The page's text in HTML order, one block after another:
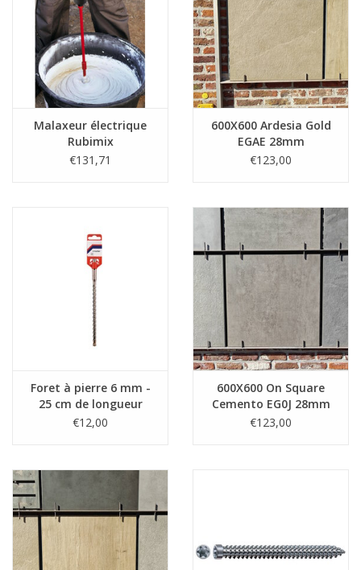
Malaxeur électrique
Rubimix
€131,71
600X600 Ardesia Gold
EGAE 28mm
€123,00
Foret à pierre 6 mm -
25 cm de longueur
€12,00
600X600 On Square
Cemento EG0J 28mm
€123,00